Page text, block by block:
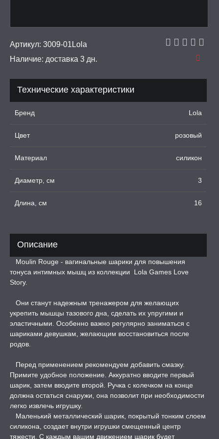
ДЛЯ СЕКСА
ПОМПЫ
ПРИКОЛЫ,
ЧАШИ И
ДЛЯ СЕКСА
КАРТА
ОБРАЗ
Артикул: 3009-01Lola
Наличие: доставка 3 дн.
Технические характеристики
Бренд Lola
Цвет розовый
Материал силикон
Диаметр, см 3
Длина, см 16
Описание
Moulin Rouge - вагинальные шарики для повышения
тонуса интимных мышц из коллекции Lola Games Love
Story.
Они станут надежным тренажером для желающих
укрепить мышцы тазового дна, сделать их упругими и
эластичными. Особенно важно регулярно заниматься с
шариками девушкам, желающим восстановиться после
родов.
Перед применением рекомендуем добавить смазку.
Примите удобное положение. Аккуратно вводите первый
шарик, затем вводите второй. Ручка с колечком на конце
должна остаться снаружи, она позволит при необходимости
легко извлечь игрушку.
Маленький металлический шарик, покрытый тонким слоем
силикона, создает внутри игрушки смещенный центр
тяжести. С каждым вашим движением шарик будет